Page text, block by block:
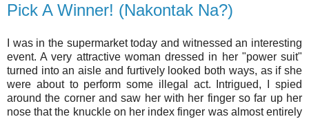
Pick A Winner! (Nakontak Na?)
I was in the supermarket today and witnessed an interesting
event. A very attractive woman dressed in her "power suit"
turned into an aisle and furtively looked both ways, as if she
were about to perform some illegal act. Intrigued, I spied
around the corner and saw her with her finger so far up her
nose that the knuckle on her index finger was almost entirely